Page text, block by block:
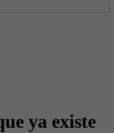
ya existe